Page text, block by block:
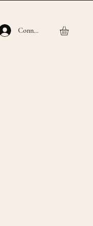
Connexion